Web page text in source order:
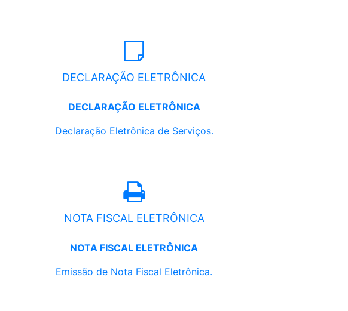
DECLARAÇÃO ELETRÔNICA
DECLARAÇÃO ELETRÔNICA
Declaração Eletrônica de Serviços.
NOTA FISCAL ELETRÔNICA
NOTA FISCAL ELETRÔNICA
Emissão de Nota Fiscal Eletrônica.